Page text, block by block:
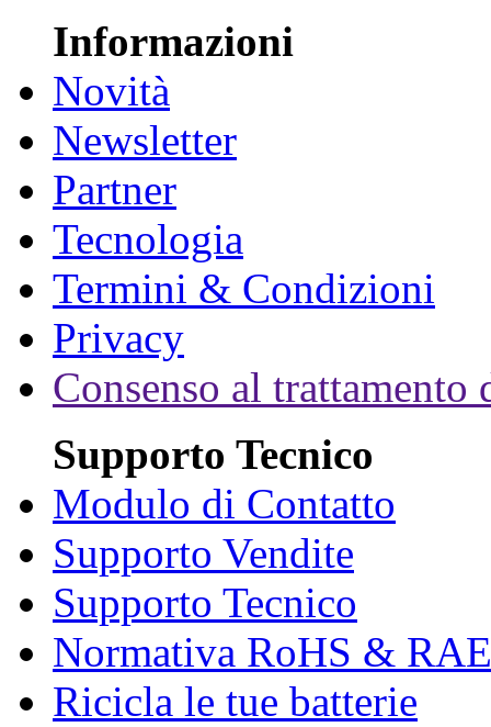
Informazioni
Novità
Newsletter
Partner
Tecnologia
Termini & Condizioni
Privacy
Consenso al trattamento
Supporto Tecnico
Modulo di Contatto
Supporto Vendite
Supporto Tecnico
Normativa RoHS &
Ricicla le tue batterie